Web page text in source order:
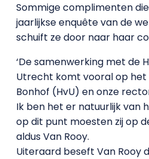
Sommige complimenten
jaarlijkse enquête van de
schuift ze door naar haar
‘De samenwerking met de
Utrecht komt vooral op het
Bonhof (HvU) en onze
Ik ben het er natuurlijk van
op dit punt moesten zij op
aldus Van Rooy.
Uiteraard beseft Van Rooy